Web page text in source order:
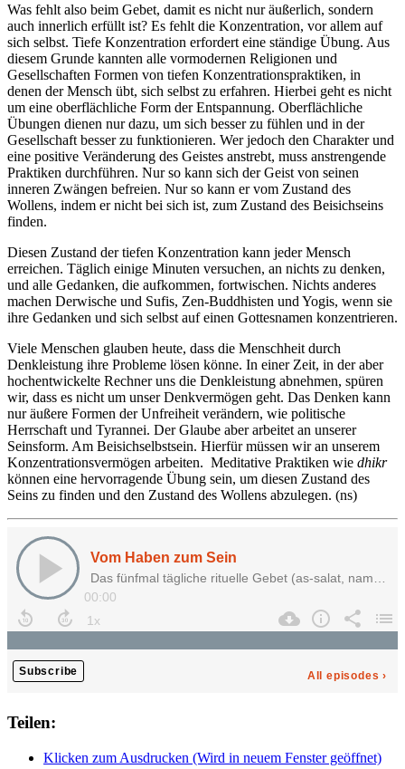
Was fehlt also beim Gebet, damit es nicht nur äußerlich, sondern
auch innerlich erfüllt ist? Es fehlt die Konzentration, vor allem auf
sich selbst. Tiefe Konzentration erfordert eine ständige Übung. Aus
diesem Grunde kannten alle vormodernen Religionen und
Gesellschaften Formen von tiefen Konzentrationspraktiken, in
denen der Mensch übt, sich selbst zu erfahren. Hierbei geht es nicht
um eine oberflächliche Form der Entspannung. Oberflächliche
Übungen dienen nur dazu, um sich besser zu fühlen und in der
Gesellschaft besser zu funktionieren. Wer jedoch den Charakter und
eine positive Veränderung des Geistes anstrebt, muss anstrengende
Praktiken durchführen. Nur so kann sich der Geist von seinen
inneren Zwängen befreien. Nur so kann er vom Zustand des
Wollens, indem er nicht bei sich ist, zum Zustand des Beisichseins
finden.
Diesen Zustand der tiefen Konzentration kann jeder Mensch
erreichen. Täglich einige Minuten versuchen, an nichts zu denken,
und alle Gedanken, die aufkommen, fortwischen. Nichts anderes
machen Derwische und Sufis, Zen-Buddhisten und Yogis, wenn sie
ihre Gedanken und sich selbst auf einen Gottesnamen konzentrieren.
Viele Menschen glauben heute, dass die Menschheit durch
Denkleistung ihre Probleme lösen könne. In einer Zeit, in der aber
hochentwickelte Rechner uns die Denkleistung abnehmen, spüren
wir, dass es nicht um unser Denkvermögen geht. Das Denken kann
nur äußere Formen der Unfreiheit verändern, wie politische
Herrschaft und Tyrannei. Der Glaube aber arbeitet an unserer
Seinsform. Am Beisichselbstsein. Hierfür müssen wir an unserem
Konzentrationsvermögen arbeiten. Meditative Praktiken wie dhikr
können eine hervorragende Übung sein, um diesen Zustand des
Seins zu finden und den Zustand des Wollens abzulegen. (ns)
Teilen:
Klicken zum Ausdrucken (Wird in neuem Fenster geöffnet)